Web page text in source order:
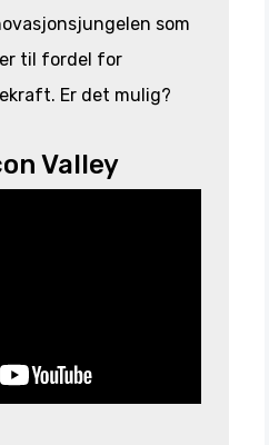
som
til fordel for
Er det mulig?
Valley